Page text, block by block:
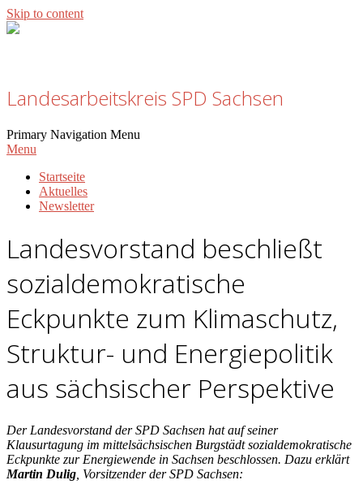
Skip to content
Landesarbeitskreis SPD Sachsen
Primary Navigation Menu
Menu
Startseite
Aktuelles
Newsletter
Landesvorstand beschließt
sozialdemokratische
Eckpunkte zum Klimaschutz,
Struktur- und Energiepolitik
aus sächsischer Perspektive
Der Landesvorstand der SPD Sachsen hat auf seiner
Klausurtagung im mittelsächsischen Burgstädt sozialdemokratische
Eckpunkte zur Energiewende in Sachsen beschlossen. Dazu erklärt
Martin Dulig , Vorsitzender der SPD Sachsen: